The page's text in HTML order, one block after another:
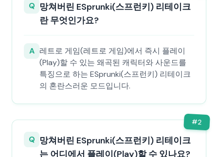
Q 망쳐버린 ESprunki(스프런키) 리테이크
란 무엇인가요?
A 레트로 게임(레트로 게임)에서 즉시 플레이
(Play)할 수 있는 왜곡된 캐릭터와 사운드를
특징으로 하는 ESprunki(스프런키) 리테이크
의 혼란스러운 모드입니다.
#2
Q 망쳐버린 ESprunki(스프런키) 리테이크
는 어디에서 플레이(Play)할 수 있나요?